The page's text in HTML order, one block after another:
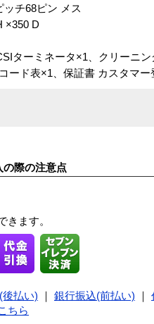
チ68ピン メス
×350 D
ターミネータ×1、クリーニ
ード表×1、保証書 カスタマー
の際の注意点
きます。
払い) 銀行振込(前払い)
ちら